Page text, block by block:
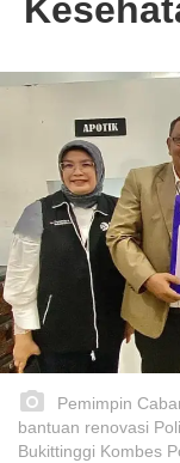
Pemimpin
bantuan renovasi
Bukittinggi Kombes